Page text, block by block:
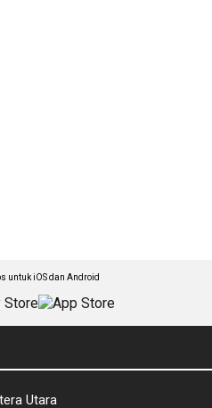
untuk iOS dan Android
Utara